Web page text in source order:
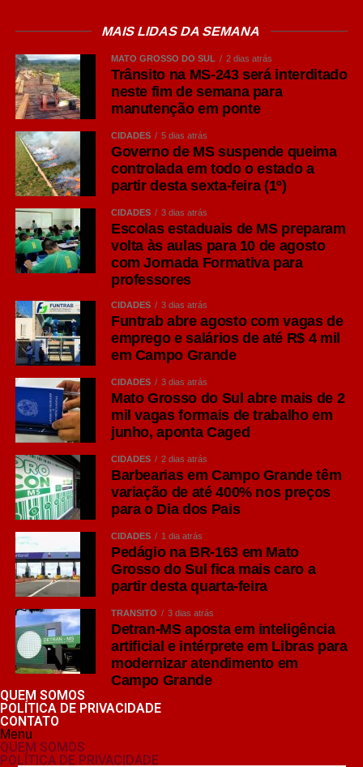
desempenho de Lula e de Flavio Bolsonaro devido a
notória divisão de forças – direita e esquerda – no nosso
eleitorado. Ainda paira dúvidas quanto ao nível de
aceitação do nome de Flavio, que só o tempo poderá
dizer.
ELES VEM AÍ:
O ex-deputado Jerson Domingos, ex-
governador Puccinelli, ex-prefeito Odilon (Aquidauana),
Hélio Peluffo (ex-prefeito de Ponta Porã), Raíza Matos
(ex-prefeita de Naviraí); Ângelo Guerreiro – ex-prefeito de
Três Lagoas – compõem um quadro de postulantes com
currículos de peso. Fica a pergunta: quem sairia da
Assembleia para dar lugar à eles?
‘TROCA TROCA’:Intensa na janela partidária. Paulo
Duarte sai do PSB e vai para o PSDB; Jamilson Name,
Lia Nogueira e Caravina permanecem no PSDB; Marcio
Fernandes deixa o MDB para ingressar no Liberal;
Renato Câmara troca o MDB pelo Republicanos; Lídio
Lopes: ingressará no PP, Avante ou Patriotas; Beto
Pereira saindo do PSDB para presidir o Republicanos.
Marcelo Miglioli, deixando a prefeitura da capital para
tentar uma suplência ao Senado; Barbosinha abandona o
PSD rumo ao Republicanos. O PL terá coronel David,
Lucas de Lima, Paulo Corrêa, Zé Teixeira, Marcio
Fernandes, Mara Caseiro, Neno Razuk.; Londres e
Gerson Claro firmes no PP.
Leia Também: Política: atrai e
EM TEMPO:
Com o advento das federações partidárias
aumentou a interlocução dos partidos dos estados com
as respectivas lideranças nacionais. Como ainda
estamos no prazo legal (janela) tudo pode acontecer até
o dia 3 de abril. Só após, poderemos ter o quadro oficial
das candidaturas nesta ou aquela federação. Isso se
MAIS LIDAS DA SEMANA
MATO GROSSO DO SUL 2 dias atrás
Trânsito na MS-243 será interditado
neste fim de semana para
manutenção em ponte
CIDADES 5 dias atrás
Governo de MS suspende queima
controlada em todo o estado a
partir desta sexta-feira (1º)
CIDADES 3 dias atrás
Escolas estaduais de MS preparam
volta às aulas para 10 de agosto
com Jornada Formativa para
professores
CIDADES 3 dias atrás
Funtrab abre agosto com vagas de
emprego e salários de até R$ 4 mil
em Campo Grande
CIDADES 3 dias atrás
Mato Grosso do Sul abre mais de 2
mil vagas formais de trabalho em
junho, aponta Caged
CIDADES 2 dias atrás
Barbearias em Campo Grande têm
variação de até 400% nos preços
para o Dia dos Pais
CIDADES 1 dia atrás
Pedágio na BR-163 em Mato
Grosso do Sul fica mais caro a
partir desta quarta-feira
TRÂNSITO 3 dias atrás
Detran-MS aposta em inteligência
artificial e intérprete em Libras para
modernizar atendimento em
Campo Grande
QUEM SOMOS
POLÍTICA DE PRIVACIDADE
CONTATO
Menu
QUEM SOMOS
POLÍTICA DE PRIVACIDADE